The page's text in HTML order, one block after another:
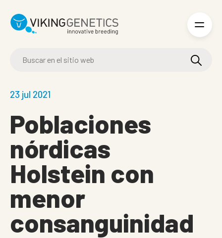
23 jul 2021
Poblaciones
nórdicas
Holstein con
menor
consanguinidad